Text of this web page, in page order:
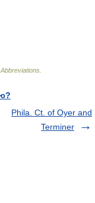
Phila. Ct. of Oyer and
Terminer